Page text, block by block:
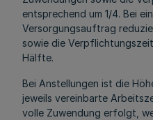
entsprechend um 1/4. Bei
Versorgungsauftrag
sowie die
Hälfte.
Bei Anstellungen ist die
jeweils vereinbarte
volle Zuwendung erfolgt,